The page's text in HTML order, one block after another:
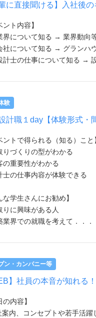
輩に直接聞ける】入社後
ント内容】
界について知る → 業界動向
社について知る → グランハ
計士の仕事について知る →
験
計職１day【体験形式・
ントで得られる（知る）こと
りづくりの型がわかる
の重要性がわかる
士の仕事内容が体験できる
な学生さんにお勧め】
りに興味がある人
業界での就職を考えて．．．
ン・カンパニー等
】社員の本音が知れる
の内容】
案内、コンセプトや若手活躍